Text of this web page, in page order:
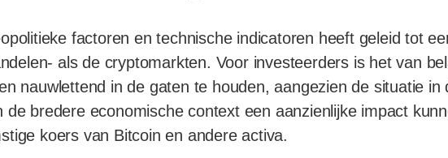
factoren en technische indicatoren heeft geleid tot
als de cryptomarkten. Voor investeerders is het van
nauwlettend in de gaten te houden, aangezien de situatie in
de bredere economische context een aanzienlijke impact
koers van Bitcoin en andere activa.